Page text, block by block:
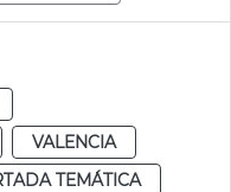
VALENCIA
TEMÁTICA